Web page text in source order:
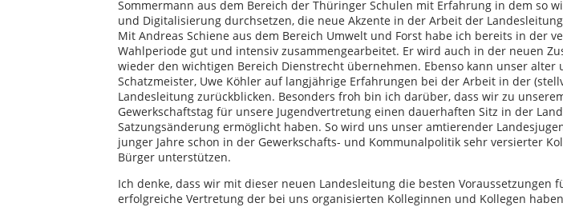
Sommermann aus dem Bereich der Thüringer Schulen mit Erfahrung in dem so
und Digitalisierung durchsetzen, die neue Akzente in der Arbeit der
Mit Andreas Schiene aus dem Bereich Umwelt und Forst habe ich bereits in der
Wahlperiode gut und intensiv zusammengearbeitet. Er wird auch in der neuen
wieder den wichtigen Bereich Dienstrecht übernehmen. Ebenso kann unser alter
Schatzmeister, Uwe Köhler auf langjährige Erfahrungen bei der Arbeit in der
Landesleitung zurückblicken. Besonders froh bin ich darüber, dass wir zu
Gewerkschaftstag für unsere Jugendvertretung einen dauerhaften Sitz in der
Satzungsänderung ermöglicht haben. So wird uns unser amtierender
junger Jahre schon in der Gewerkschafts- und Kommunalpolitik sehr versierter
Bürger unterstützen.
Ich denke, dass wir mit dieser neuen Landesleitung die besten Voraussetzungen
erfolgreiche Vertretung der bei uns organisierten Kolleginnen und Kollegen